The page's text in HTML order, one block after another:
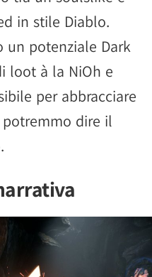
in stile Diablo.
un potenziale Dark
loot à la NiOh e
per abbracciare
dire il